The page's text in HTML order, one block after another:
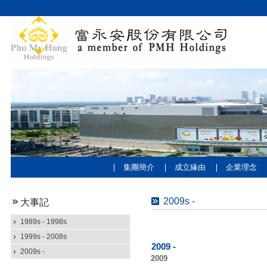
集團簡介 成立緣由 企業理念
大事記
1989s - 1998s
1999s - 2008s
2009s -
2009s -
2009 -
2009